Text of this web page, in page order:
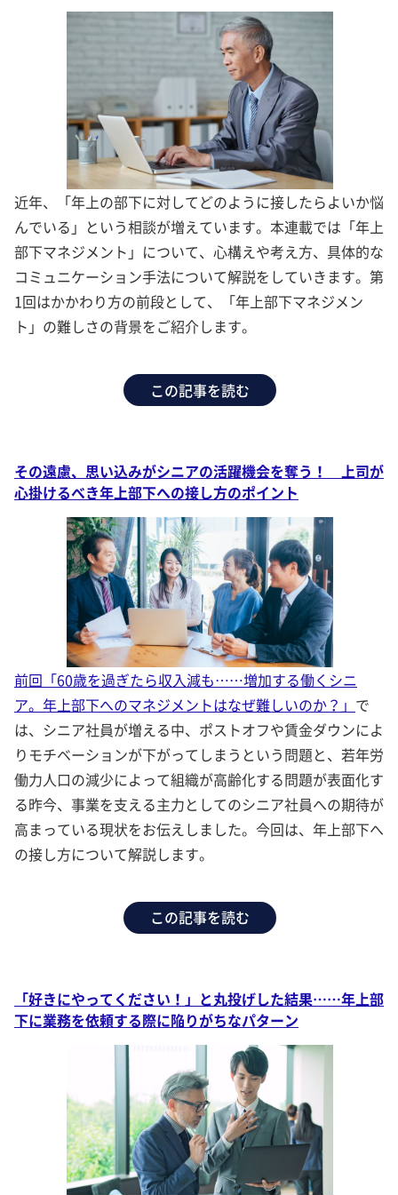
近年、「年上の部下に対してどのように接したらよいか悩
んでいる」という相談が増えています。本連載では「年上
部下マネジメント」について、心構えや考え方、具体的な
コミュニケーション手法について解説をしていきます。第
1回はかかわり方の前段として、「年上部下マネジメン
ト」の難しさの背景をご紹介します。
この記事を読む
その遠慮、思い込みがシニアの活躍機会を奪う！ 上司が
心掛けるべき年上部下への接し方のポイント
前回「60歳を過ぎたら収入減も……増加する働くシニ
ア。年上部下へのマネジメントはなぜ難しいのか？」 で
は、シニア社員が増える中、ポストオフや賃金ダウンによ
りモチベーションが下がってしまうという問題と、若年労
働力人口の減少によって組織が高齢化する問題が表面化す
る昨今、事業を支える主力としてのシニア社員への期待が
高まっている現状をお伝えしました。今回は、年上部下へ
の接し方について解説します。
この記事を読む
「好きにやってください！」と丸投げした結果……年上部
下に業務を依頼する際に陥りがちなパターン